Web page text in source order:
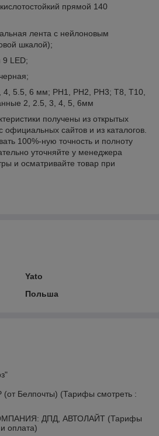
прямой 140
лента с нейлоновым
шкалой);
LED;
4, 5.5, 6 мм; РН1, РН2, РН3; Т8, Т10,
2, 2.5, 3, 4, 5, 6мм
получены из открытых
официальных сайтов и из каталогов.
100%-ную точность и полноту
уточняйте у менеджера
и осматривайте товар при
Yato
Польша
Белпочты) (Тарифы смотреть :
ДПД, АВТОЛАЙТ (Тарифы
оплата)